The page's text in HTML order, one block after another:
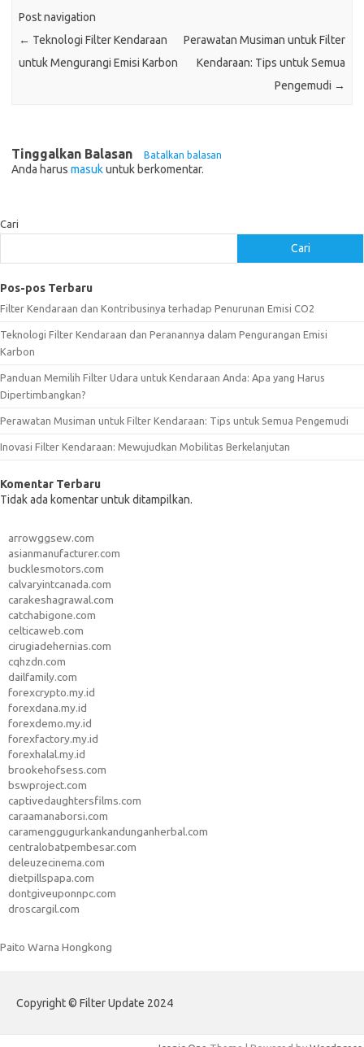
Post navigation
← Teknologi Filter Kendaraan
untuk Mengurangi Emisi Karbon
Perawatan Musiman untuk Filter
Kendaraan: Tips untuk Semua
Pengemudi →
Tinggalkan Balasan Batalkan balasan
Anda harus masukuntuk berkomentar.
Cari
Cari
Pos-pos Terbaru
Filter Kendaraan dan Kontribusinya terhadap Penurunan Emisi CO2
Teknologi Filter Kendaraan dan Peranannya dalam Pengurangan Emisi
Karbon
Panduan Memilih Filter Udara untuk Kendaraan Anda: Apa yang Harus
Dipertimbangkan?
Perawatan Musiman untuk Filter Kendaraan: Tips untuk Semua Pengemudi
Inovasi Filter Kendaraan: Mewujudkan Mobilitas Berkelanjutan
Komentar Terbaru
Tidak ada komentar untuk ditampilkan.
arrowggsew.com
asianmanufacturer.com
bucklesmotors.com
calvaryintcanada.com
carakeshagrawal.com
catchabigone.com
celticaweb.com
cirugiadehernias.com
cqhzdn.com
dailfamily.com
forexcrypto.my.id
forexdana.my.id
forexdemo.my.id
forexfactory.my.id
forexhalal.my.id
brookehofsess.com
bswproject.com
captivedaughtersfilms.com
caraamanaborsi.com
caramenggugurkankandunganherbal.com
centralobatpembesar.com
deleuzecinema.com
dietpillspapa.com
dontgiveuponnpc.com
droscargil.com
Paito Warna Hongkong
Copyright © Filter Update 2024